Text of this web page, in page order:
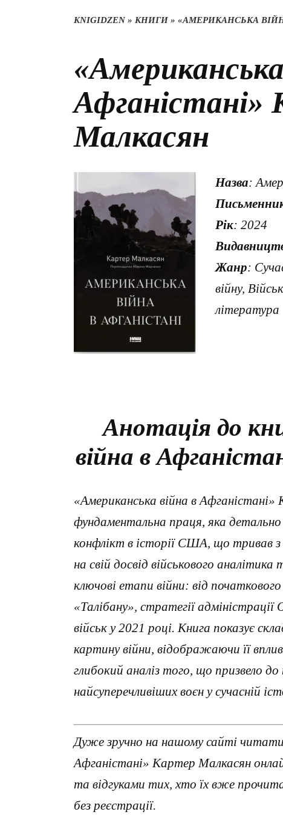
KNIGIDZEN» КНИГИ » «АМЕРИКАНСЬКА
Афганістані»
Малкасян
Назва:
Рік: 2024
Жанр:
війну,
література
Анотація до
війна в
«Американська війна в
фундаментальна праця, яка
конфлікт в історії США, що тривав
на свій досвід військового
ключові етапи війни: від
«Талібану», стратегії
військ у 2021 році. Книга показує
картину війни, відображаючи її
глибокий аналіз того, що призвело
найсуперечливіших воєн у сучасній
Дуже зручно на нашому сайті читати
Афганістані» Картер Малкасян
та відгуками тих, хто їх вже
без реєстрації.